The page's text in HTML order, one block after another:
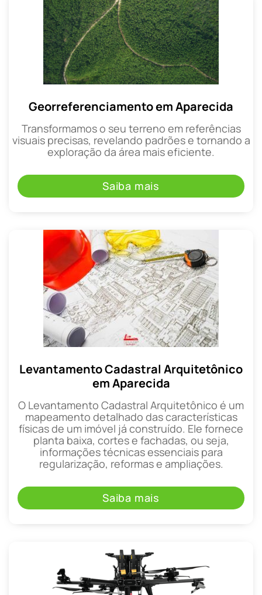
Georreferenciamento em Aparecida
Transformamos o seu terreno em referências
visuais precisas, revelando padrões e tornando a
exploração da área mais eficiente.
Saiba mais
Levantamento Cadastral Arquitetônico
em Aparecida
O Levantamento Cadastral Arquitetônico é um
mapeamento detalhado das características
físicas de um imóvel já construído. Ele fornece
planta baixa, cortes e fachadas, ou seja,
informações técnicas essenciais para
regularização, reformas e ampliações.
Saiba mais